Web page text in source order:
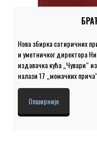
Нова збирка сатиричних
и уметничког директора
издавачка кућа „Чувари“
налази 17 „момачких
приповедачи, који се
улози главних ликова.
трагикомичне обрте који
заједничког наравоученија
Опширније